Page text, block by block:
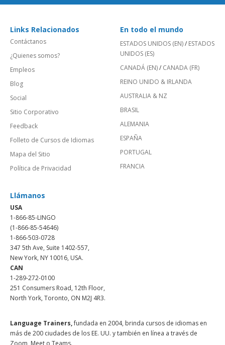
Links Relacionados
Contáctanos
¿Quienes somos?
Empleos
Blog
Social
Sitio Corporativo
Feedback
Folleto de Cursos de Idiomas
Mapa del Sitio
Política de Privacidad
En todo el mundo
ESTADOS UNIDOS (EN)/ ESTADOS
UNIDOS (ES)
CANADÁ (EN)/ CANADA (FR)
REINO UNIDO & IRLANDA
AUSTRALIA & NZ
BRASIL
ALEMANIA
ESPAÑA
PORTUGAL
FRANCIA
Llámanos
USA
1-866-85-LINGO
(1-866-85-54646)
1-866-503-0728
347 5th Ave, Suite 1402-557,
New York, NY 10016, USA.
CAN
1-289-272-0100
251 Consumers Road, 12th Floor,
North York, Toronto, ON M2J 4R3.
Language Trainers,fundada en 2004, brinda cursos de idiomas en
más de 200 ciudades de los EE. UU. y también en línea a través de